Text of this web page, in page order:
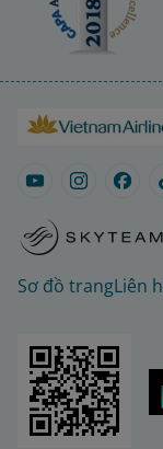
Sơ đồ trangLiên